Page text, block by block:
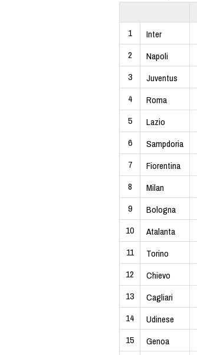
1
Inter
2
Napoli
3
Juventus
4
Roma
5
Lazio
6
Sampdoria
7
Fiorentina
8
Milan
9
Bologna
10
Atalanta
11
Torino
12
Chievo
13
Cagliari
14
Udinese
15
Genoa